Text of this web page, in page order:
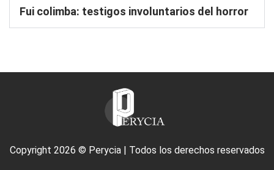
Fui colimba: testigos involuntarios del horror
Copyright 2026 © Perycia | Todos los derechos reservados